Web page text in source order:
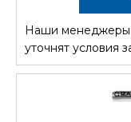
Наши менеджеры
уточнят условия